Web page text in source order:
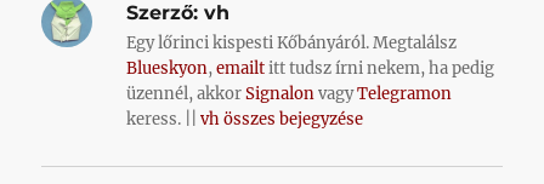
Szerző: vh
Egy lőrinci kispesti Kőbányáról. Megtalálsz
Blueskyon,emailtitt tudsz írni nekem, ha pedig
üzennél, akkorSignalonvagyTelegramon
keress. ||vh összes bejegyzése